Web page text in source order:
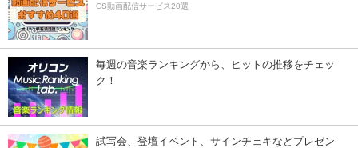
CS動画配信サービス20選
毎週の音楽ランキングから、ヒットの推移をチェッ
ク！
試写会、登壇イベント、サインチェキなどプレゼン